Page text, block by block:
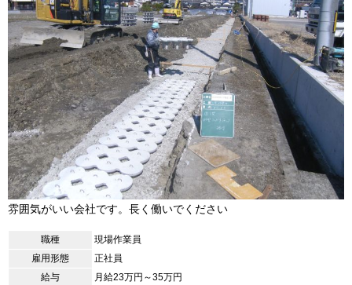
雰囲気がいい会社です。長く働いでください
職種
現場作業員
雇用形態
正社員
給与
月給23万円～35万円